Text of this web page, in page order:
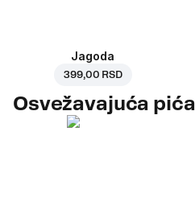
Jagoda
399,00 RSD
Osvežavajuća pića